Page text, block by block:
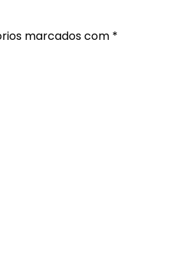
marcados com *